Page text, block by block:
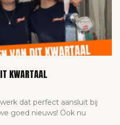
KWARTAAL
dat perfect aansluit bij
goed nieuws! Ook nu